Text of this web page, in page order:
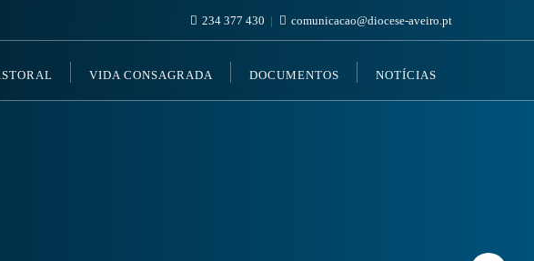
234 377 430 comunicacao@diocese-aveiro.pt
VIDA CONSAGRADA DOCUMENTOS NOTÍCIAS